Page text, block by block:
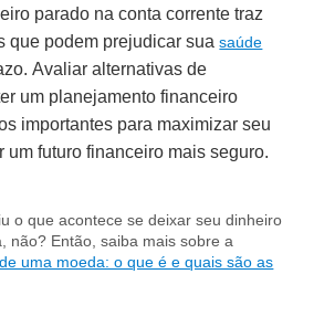
parado na conta corrente traz
que podem prejudicar suasaúde
Avaliar alternativas de
um planejamento financeiro
importantes para maximizar seu
um futuro financeiro mais seguro.
o que acontece se deixar seu dinheiro
não? Então, saiba mais sobre a
uma moeda: o que é e quais são as